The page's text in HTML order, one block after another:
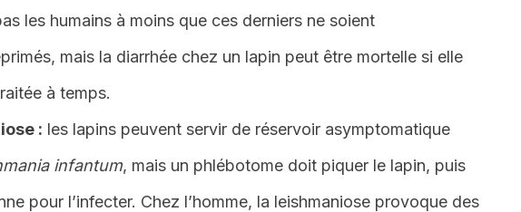
les humains à moins que ces derniers ne soient
mais la diarrhée chez un lapin peut être mortelle si elle
à temps.
: les lapins peuvent servir de réservoir asymptomatique
infantum, mais un phlébotome doit piquer le lapin, puis
pour l’infecter. Chez l’homme, la leishmaniose provoque des